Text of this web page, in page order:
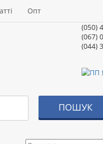
Опт
(050)
(067)
(044)
ПОШУК